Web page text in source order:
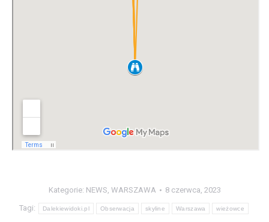
Kategorie: NEWS WARSZAWA 8 czerwca, 2023
Tagi: Dalekiewidoki.pl Obserwacja skyline Warszawa wieżowce